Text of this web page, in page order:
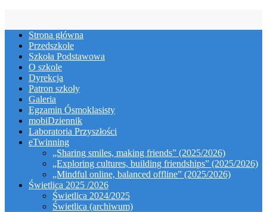
contentStrona główna
Przedszkole
Szkoła Podstawowa
O szkole
Dyrekcja
Patron szkoły
Galeria
Egzamin Ósmoklasisty
mobiDziennik
Laboratoria Przyszłości
eTwinning
„Sharing smiles, making friends” (2025/2026)
„Exploring cultures, building friendships” (2025/2026)
„Mindful online, balanced offline” (2025/2026)
Świetlica 2025 /2026
Świetlica 2024/2025
Świetlica (archiwum)